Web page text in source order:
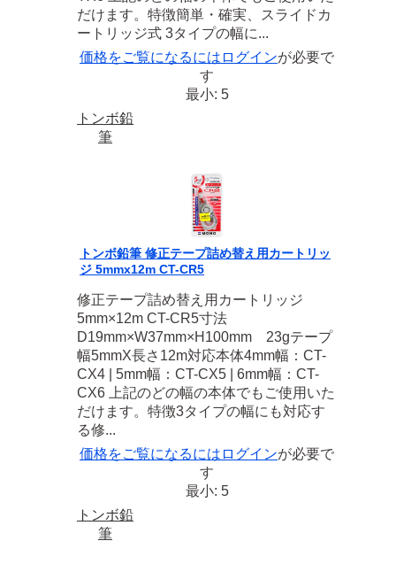
だけます。特徴簡単・確実、スライドカ
ートリッジ式 3タイプの幅に...
価格をご覧になるには ログインが必要で
す
最小: 5
トンボ鉛
筆
トンボ鉛筆 修正テープ詰め替え用カートリッ
ジ 5mmx12m CT-CR5
修正テープ詰め替え用カートリッジ
5mm×12m CT-CR5寸法
D19mm×W37mm×H100mm 23gテープ
幅5mmX長さ12m対応本体4mm幅：CT-
CX4 | 5mm幅：CT-CX5 | 6mm幅：CT-
CX6 上記のどの幅の本体でもご使用いた
だけます。特徴3タイプの幅にも対応す
る修...
価格をご覧になるには ログインが必要で
す
最小: 5
トンボ鉛
筆